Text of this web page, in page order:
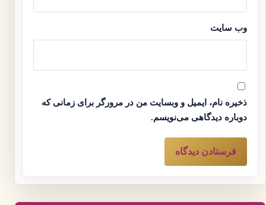
وب‌ سایت
ذخیره نام، ایمیل و وبسایت من در مرورگر برای زمانی که
دوباره دیدگاهی می‌نویسم.